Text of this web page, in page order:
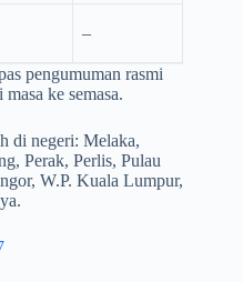
–
pengumuman rasmi
ke semasa.
di negeri: Melaka,
Perak, Perlis, Pulau
W.P. Kuala Lumpur,